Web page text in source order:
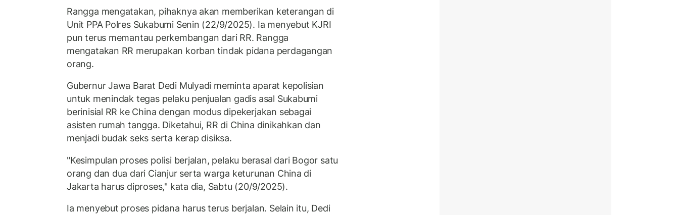
Rangga mengatakan, pihaknya akan memberikan keterangan di
Unit PPA Polres Sukabumi Senin (22/9/2025). Ia menyebut KJRI
pun terus memantau perkembangan dari RR. Rangga
mengatakan RR merupakan korban tindak pidana perdagangan
orang.
Gubernur Jawa Barat Dedi Mulyadi meminta aparat kepolisian
untuk menindak tegas pelaku penjualan gadis asal Sukabumi
berinisial RR ke China dengan modus dipekerjakan sebagai
asisten rumah tangga. Diketahui, RR di China dinikahkan dan
menjadi budak seks serta kerap disiksa.
"Kesimpulan proses polisi berjalan, pelaku berasal dari Bogor satu
orang dan dua dari Cianjur serta warga keturunan China di
Jakarta harus diproses," kata dia, Sabtu (20/9/2025).
Ia menyebut proses pidana harus terus berjalan. Selain itu, Dedi